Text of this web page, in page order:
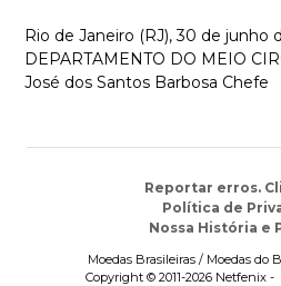
Rio de Janeiro (RJ), 30 de junho
DEPARTAMENTO DO MEIO
José dos Santos Barbosa Chefe
Reportar erros.
Política de
Nossa História e
Moedas Brasileiras / Moedas do
Copyright © 2011-2026 Netfenix -